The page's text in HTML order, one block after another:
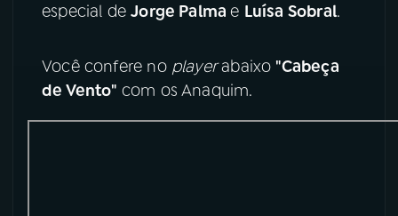
07ÚLTIMAS
especial deJorge Palmae Luísa Sobral.
Você confere no playerabaixo "Cabeça
de Vento" com os Anaquim.